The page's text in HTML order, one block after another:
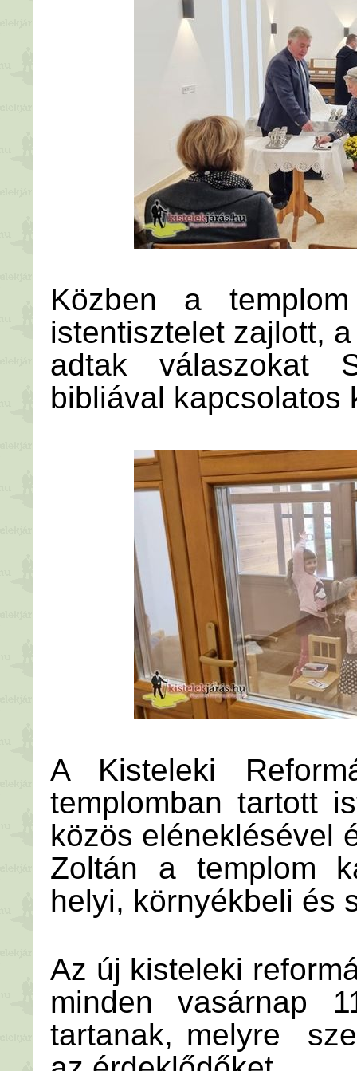
Közben a
istentisztelet zajlott,
adtak válaszokat
bibliával kapcsolatos
A Kisteleki
templomban tartott
közös eléneklésével
Zoltán a templom
helyi, környékbeli és
Az új kisteleki
minden vasárnap
tartanak, melyre